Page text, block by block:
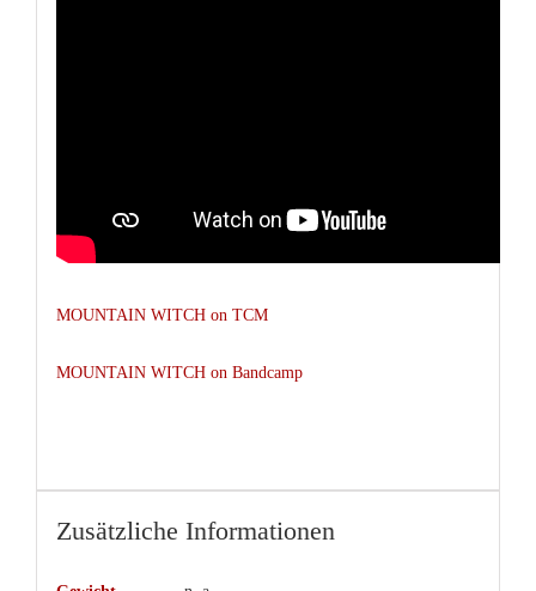
MOUNTAIN WITCH on TCM
MOUNTAIN WITCH on Bandcamp
Zusätzliche Informationen